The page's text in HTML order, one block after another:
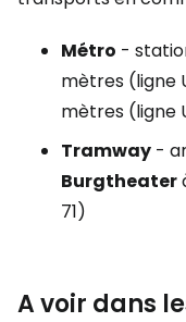
Métro -
mètres (ligne
mètres (ligne
Tramway -
Burgtheater
71)
A voir dans